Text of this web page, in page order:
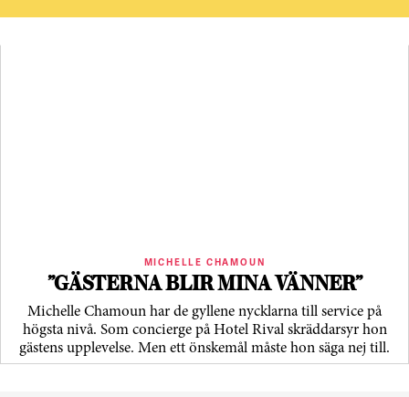
MICHELLE CHAMOUN
”GÄSTERNA BLIR MINA VÄNNER”
Michelle Chamoun har de gyllene nycklarna till service på
högsta nivå. Som concierge på Hotel Rival skräddarsyr hon
gästens upp­levelse. Men ett önskemål måste hon säga nej till.